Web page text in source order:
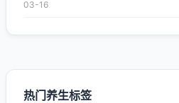
03-16
热门养生标签